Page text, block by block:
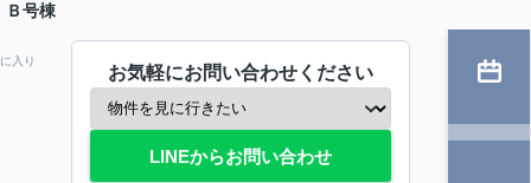
Ｂ号棟
入り
お気軽にお問い合わせください
LINEからお問い合わせ